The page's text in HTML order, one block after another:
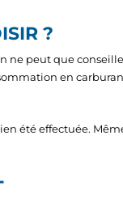
?
ne peut que
en
été effectuée.